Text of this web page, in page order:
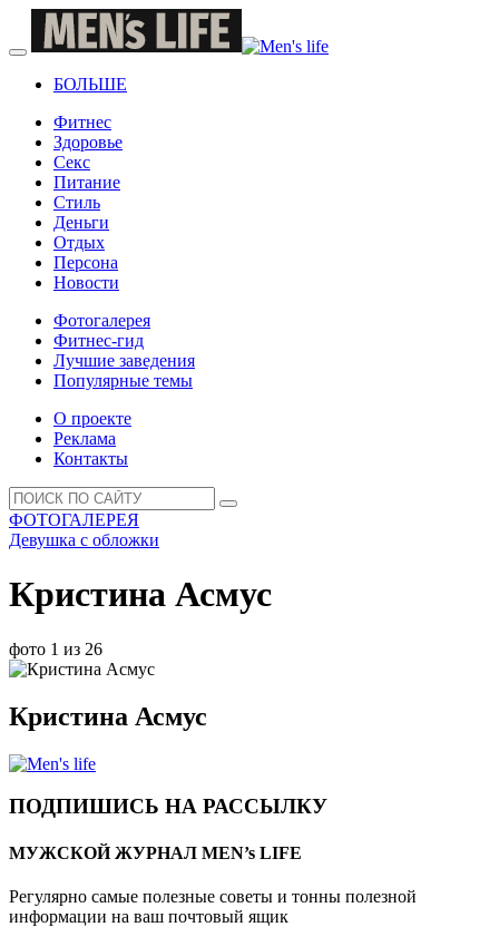
БОЛЬШЕ
Фитнес
Здоровье
Секс
Питание
Стиль
Деньги
Отдых
Персона
Новости
Фотогалерея
Фитнес-гид
Лучшие заведения
Популярные темы
О проекте
Реклама
Контакты
ФОТОГАЛЕРЕЯ
Девушка с обложки
Кристина Асмус
фото 1 из 26
Кристина Асмус
ПОДПИШИСЬ НА РАССЫЛКУ
МУЖСКОЙ ЖУРНАЛ MEN’s LIFE
Регулярно самые полезные советы и тонны полезной
информации на ваш почтовый ящик